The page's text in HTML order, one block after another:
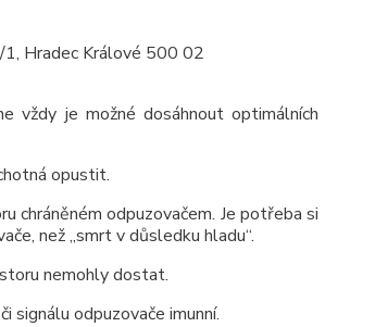
1, Hradec Králové 500 02
vždy je možné dosáhnout optimálních
opustit.
chráněném odpuzovačem. Je potřeba si
než „smrt v důsledku hladu“.
nemohly dostat.
signálu odpuzovače imunní.